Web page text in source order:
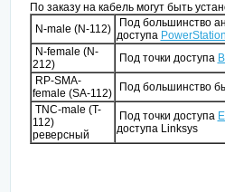
По заказу на кабель могут быть
N-male (N-112)
Под большинство
доступа
N-female (N-
212)
Под точки доступа
RP-SMA-
female (SA-112)
Под большинство
TNC-male (T-
112)
реверсный
Под точки доступа
доступа Linksys